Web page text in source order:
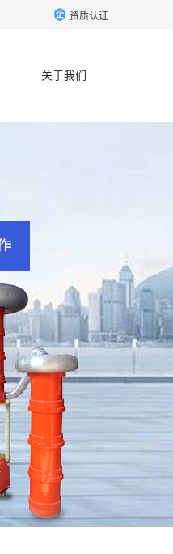
资质认证
关于我们